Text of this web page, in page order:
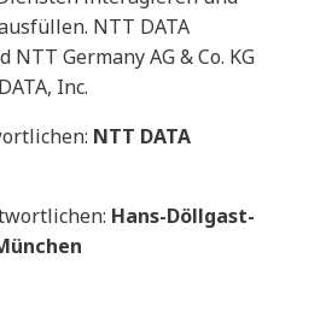
NTT DATA
NTT Germany AG & Co. KG
Inc.
NTT DATA
Hans-Döllgast-